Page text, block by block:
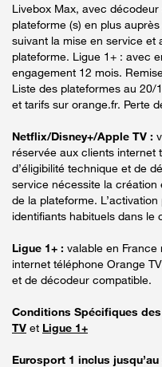
Livebox Max, avec
plateforme (s) en plus
suivant la mise en service et
plateforme. Ligue 1+ : avec
engagement 12 mois.
Liste des plateformes au 20/
et tarifs sur orange.fr. Perte
Netflix/Disney+/Apple TV :
réservée aux clients internet
d’éligibilité technique et de
service nécessite la
de la plateforme.
identifiants habituels dans le
Ligue 1+ : valable en
internet téléphone Orange
et de décodeur compatible.
Conditions Spécifiques
TV et Ligue 1+
Eurosport 1 inclus jusqu’au